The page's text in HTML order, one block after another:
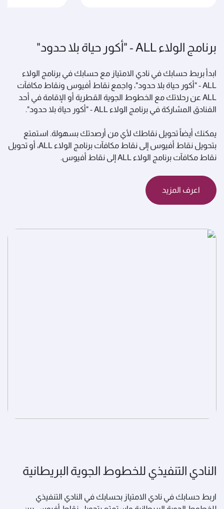
برنامج الولاء ALL - "أكور حياة بلا حدود"
ابدأ بربط حسابك في نادي الامتياز مع حسابك في برنامج الولاء
ALL - "أكور حياة بلا حدود"، واجمع نقاط أفيوس ونقاط مكافآت
ALL عن رحلاتك مع الخطوط الجوية القطرية أو الإقامة في أحد
الفنادق المشاركة في برنامج الولاء ALL - "أكور حياة بلا حدود".
يمكنك أيضاً تحويل نقاطك لأي من أرصدتك بسهولة. استمتع
بتحويل نقاط أفيوس إلى نقاط مكافآت برنامج الولاء ALL، أو تحويل
نقاط مكافآت برنامج الولاء ALL إلى نقاط أفيوس.
اعرف المزيد
النادي التنفيذي للخطوط الجوية البريطانية
اربط حسابك في نادي الامتياز بحسابك في النادي التنفيذي